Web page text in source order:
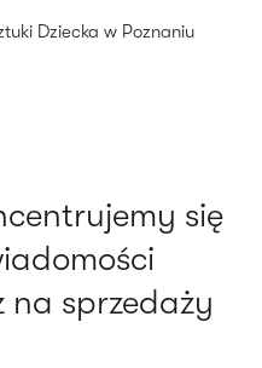
Dziecka w Poznaniu
się
na sprzedaży